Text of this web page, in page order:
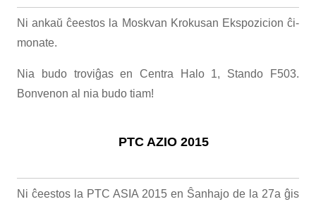
Ni ankaŭ ĉeestos la Moskvan Krokusan Ekspozicion ĉi-
monate.
Nia budo troviĝas en Centra Halo 1, Stando F503.
Bonvenon al nia budo tiam!
PTC AZIO 2015
Ni ĉeestos la PTC ASIA 2015 en Ŝanhajo de la 27a ĝis